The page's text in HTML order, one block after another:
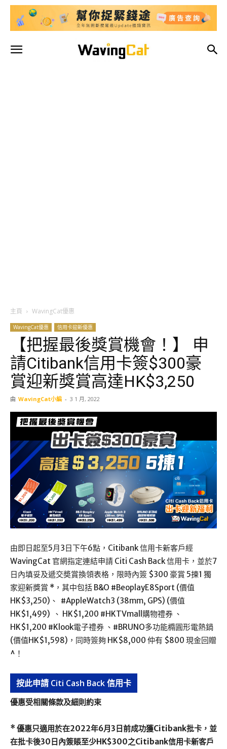
主頁 WavingCat優惠
WavingCat優惠 信用卡迎新優惠
【把握最後獎賞機會！】 申
請Citibank信用卡簽$300豪
賞迎新獎賞高達HK$3,250
由 WavingCat小編 - 3 1 月, 2022
由即日起至5月3日下午6點，Citibank 信用卡新客戶經
WavingCat 官網指定連結申請 Citi Cash Back 信用卡，並於7
日內填妥及遞交奬賞換領表格，限時內簽 $300 豪賞 5揀1 獨
家迎新獎賞 *，其中包括 B&O #BeoplayE8Sport (價值
HK$3,250)、 #AppleWatch3 (38mm, GPS) (價值
HK$1,499) 、 HK$1,200 #HKTVmall購物禮券 、
HK$1,200 #Klook電子禮券 、#BRUNO多功能橢圓形電熱鍋
(價值HK$1,598)，同時簽夠 HK$8,000 仲有 $800 現金回贈
^！
按此申請 Citi Cash Back 信用卡
優惠受相關條款及細則約束
* 優惠只適用於在2022年6月3日前成功獲Citibank批卡，並
在批卡後30日內簽賬至少HK$300之Citibank信用卡新客戶